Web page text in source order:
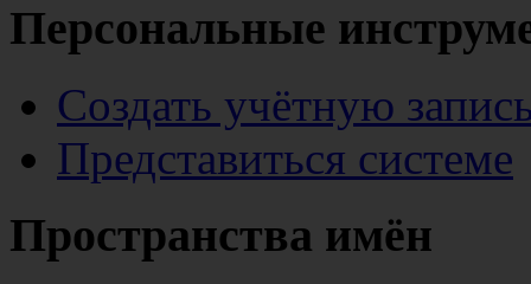
Персональные
Создать учётную
Представиться системе
Пространства имён